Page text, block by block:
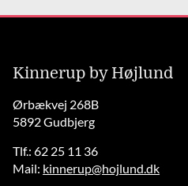
Kinnerup by Højlund
Ørbækvej 268B
5892 Gudbjerg
Tlf.: 62 25 11 36
Mail: kinnerup@hojlund.dk